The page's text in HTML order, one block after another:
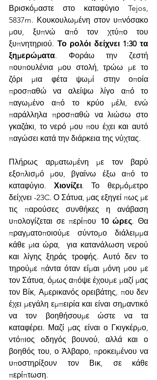
Βρισκόμαστε στο καταφύγιο Tejos,
5837m. Κουκουλωμένη στον υπνόσακο
μου, ξυπνώ από τον χτύπο του
ξυπνητηριού. Το ρολόι δείχνει 1:30 τα
ξημερώματα. Φοράω την ζεστή
πουπουλένια μου στολή, τρώω με το
ζόρι μια φέτα ψωμί στην οποία
προσπαθώ να αλείψω λίγο από το
παγωμένο από το κρύο μέλι, ενώ
παράλληλα προσπαθώ να λιώσω στο
γκαζάκι, το νερό μου που έχει και αυτό
παγώσει κατά την διάρκεια της νύχτας.
Πλήρως αρματωμένη με τον βαρύ
εξοπλισμό μου, βγαίνω έξω από το
καταφύγιο. Χιονίζει. Το θερμόμετρο
δείχνει -23C. Ο Σάτυα, μας εξηγεί πως με
τις παρούσες συνθήκες η ανάβαση
υπολογίζεται σε περίπου 10 ώρες. Θα
πραγματοποιούμε σύντομο διάλειμμα
κάθε μια ώρα,  για κατανάλωση νερού
και λίγης ξηράς τροφής. Αυτό δεν το
τηρούμε πάντα όταν είμαι μόνη μου με
τον Σάτυα, όμως απόψε έχουμε μαζί μας
τον Βίκ, Αμερικανός ορειβάτης, που δεν
έχει μεγάλη εμπειρία και είναι σημαντικό
να τον βοηθήσουμε ώστε να τα
καταφέρει. Μαζί μας είναι ο Γκιγκέρμο,
ντόπιος οδηγός βουνού, αλλά και ο
βοηθός του, ο Άλβαρο, προκειμένου να
υποστηρίξουν τον Βικ, σε κάθε
περίπτωση.